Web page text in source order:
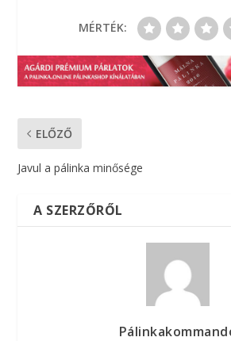
MÉRTÉK:
ELŐZŐ
Javul a pálinka minősége
A SZERZŐRŐL